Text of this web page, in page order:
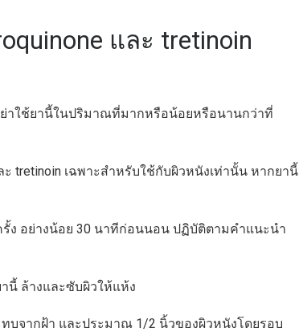
และ tretinoin
ใช้ยานี้ในปริมาณที่มากหรือน้อยหรือนานกว่าที่
tretinoin เฉพาะสำหรับใช้กับผิวหนังเท่านั้น หากยานี้
รั้ง อย่างน้อย 30 นาทีก่อนนอน ปฏิบัติตามคำแนะนำ
นี้ ล้างและซับผิวให้แห้ง
บจากฝ้า และประมาณ 1/2 นิ้วของผิวหนังโดยรอบ